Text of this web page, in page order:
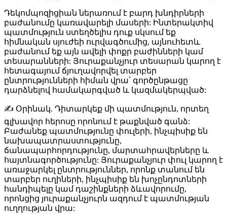
Դեկոմպոզիցիան ներառում է բարդ խնդիրների
բաժանումը կառավարելի մասերի: Ինտերակտիվ
պատմություն ստեղծելիս դուք սկսում եք
հիմնական սյուժեի ուրվագծումից, այնուհետև
բաժանում եք այն ավելի փոքր բաժինների կամ
տեսարանների: Յուրաքանչյուր տեսարան կարող է
հետագայում ճյուղավորվել տարբեր
ընտրությունների հիման վրա՝ գործընթացը
դարձնելով համակարգված և կազմակերպված:
✍️ Օրինակ. Դիտարկեք մի պատմություն, որտեղ
գլխավոր հերոսը որոնում է թաքնված գանձ:
Բաժանեք պատմությունը փուլերի, ինչպիսիք են
նախապատրաստությունը,
ճանապարհորդությունը, մարտահրավերները և
հայտնագործությունը: Յուրաքանչյուր փուլ կարող է
առաջարկել ընտրություններ, որոնք տանում են
տարբեր ուղիների, ինչպիսիք են խոչընդոտների
հանդիպելը կամ դաշինքների ձևավորումը,
որոնցից յուրաքանչյուրն ազդում է պատմության
ուղղության վրա: